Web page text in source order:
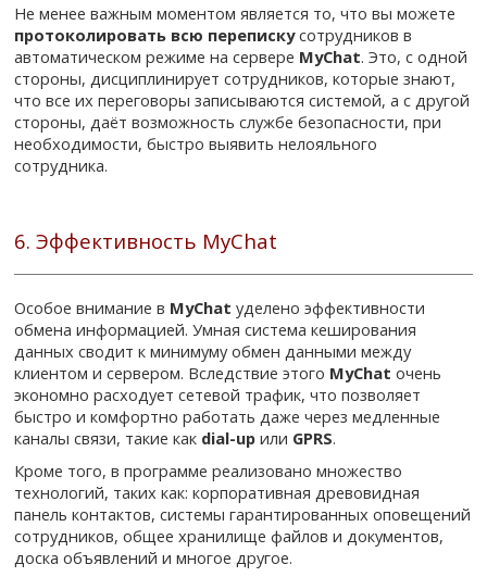
Не менее важным моментом является то, что вы можете
протоколировать всю перепискусотрудников в
автоматическом режиме на сервере MyChat. Это, с одной
стороны, дисциплинирует сотрудников, которые знают,
что все их переговоры записываются системой, а с другой
стороны, даёт возможность службе безопасности, при
необходимости, быстро выявить нелояльного
сотрудника.
6. Эффективность MyChat
Особое внимание в MyChat уделено эффективности
обмена информацией. Умная система кеширования
данных сводит к минимуму обмен данными между
клиентом и сервером. Вследствие этого MyChat очень
экономно расходует сетевой трафик, что позволяет
быстро и комфортно работать даже через медленные
каналы связи, такие как dial-up или GPRS.
Кроме того, в программе реализовано множество
технологий, таких как: корпоративная древовидная
панель контактов, системы гарантированных оповещений
сотрудников, общее хранилище файлов и документов,
доска объявлений и многое другое.